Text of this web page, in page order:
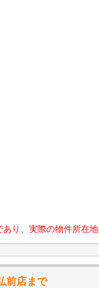
り、実際の物件所在地
前店まで